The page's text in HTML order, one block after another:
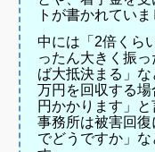
トが書かれていま
中には「 2倍くら
ったん大きく振
ば大抵決まる 」
万円を回収する
円かかります」
事務所は被害回
でどうですか」